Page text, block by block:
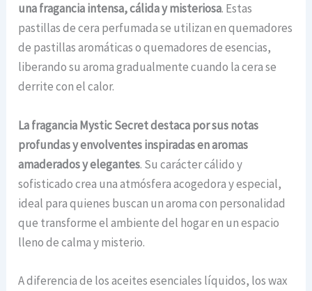
una fragancia intensa, cálida y misteriosa. Estas
pastillas de cera perfumada se utilizan en quemadores
de pastillas aromáticas o quemadores de esencias,
liberando su aroma gradualmente cuando la cera se
derrite con el calor.
La fragancia Mystic Secret destaca por sus notas
profundas y envolventes inspiradas en aromas
amaderados y elegantes. Su carácter cálido y
sofisticado crea una atmósfera acogedora y especial,
ideal para quienes buscan un aroma con personalidad
que transforme el ambiente del hogar en un espacio
lleno de calma y misterio.
A diferencia de los aceites esenciales líquidos, los wax